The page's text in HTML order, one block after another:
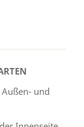
und